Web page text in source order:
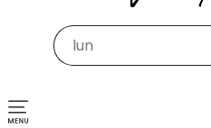
Toggle navigation